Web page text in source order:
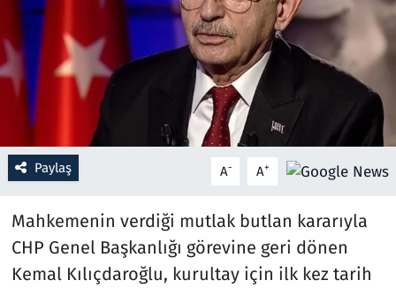
Paylaş A- A+
Mahkemenin verdiği mutlak butlan kararıyla
CHP Genel Başkanlığı görevine geri dönen
Kemal Kılıçdaroğlu, kurultay için ilk kez tarih
Rüya Tabirleri
Sağlık
Savunma Sanayi
Seçim 2023
Spor
Teknoloji ve Bilim
Televizyon